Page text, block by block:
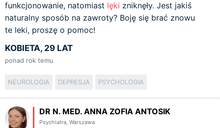
funkcjonowanie, natomiast lęki zniknęły. Jest jakiś
naturalny sposób na zawroty? Boję się brać znowu
te leki, proszę o pomoc!
KOBIETA, 29 LAT
ponad rok temu
NEUROLOGIA DEPRESJA PSYCHOLOGIA
DR N. MED. ANNA ZOFIA ANTOSIK
Psychiatra, Warszawa